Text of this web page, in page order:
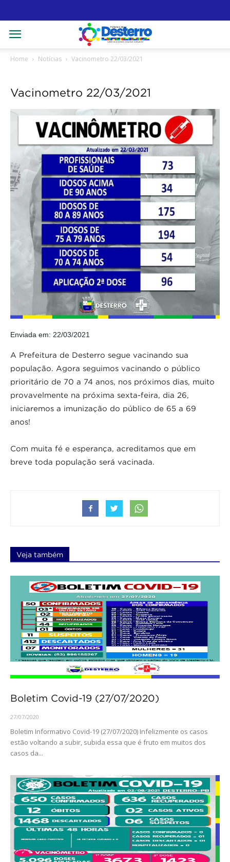
Home Notícias Vacinometro 22/03/2021
Vacinometro 22/03/2021
Enviada em: 22/03/2021
A Prefeitura de Desterro segue vacinando sua
população. Agora seguimos vacinando o público
prioritário de 70 a 74 anos, nos próximos dias, muito
provavelmente na próxima sexta-feira, dia 26,
iniciaremos a imunização do público de 65 a 69
anos!
Com muita fé e esperança, acreditamos que em
breve toda população será vacinada.
Veja também
Boletim Covid-19 (27/07/2020)
27/07/2020
Boletim Informativo Covid-19 (27/07/2020) Infelizmente os casos
estão voltando a subir, subida essa que é fruto em muitos dos
casos da...